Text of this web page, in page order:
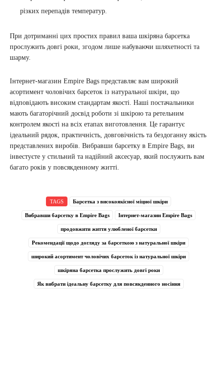
різких перепадів температур.
При дотриманні цих простих правил ваша шкіряна барсетка
прослужить довгі роки, згодом лише набуваючи шляхетності та
шарму.
Інтернет-магазин Empire Bags представляє вам широкий
асортимент чоловічих барсеток із натуральної шкіри, що
відповідають високим стандартам якості. Наші постачальники
мають багаторічний досвід роботи зі шкірою та ретельним
контролем якості на всіх етапах виготовлення. Це гарантує
ідеальний рядок, практичність, довговічність та бездоганну якість
представлених виробів. Вибравши барсетку в Empire Bags, ви
інвестуєте у стильний та надійний аксесуар, який послужить вам
багато років у повсякденному житті.
TAGS Барсетка з високоякісної міцної шкіри
Вибравши барсетку в Empire Bags Інтернет-магазин Empire Bags
продовжити життя улюбленої барсетки
Рекомендації щодо догляду за барсеткою з натуральної шкіри
широкий асортимент чоловічих барсеток із натуральної шкіри
шкіряна барсетка прослужить довгі роки
Як вибрати ідеальну барсетку для повсякденного носіння